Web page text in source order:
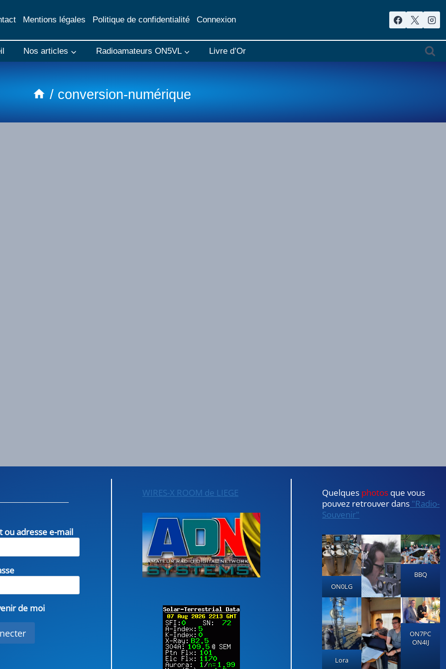
Mentions légales Politique de confidentialité Connexion
Nos articles Radioamateurs ON5VL Livre d’Or
/ conversion-numérique
ou adresse e-mail
de moi
WIRES-X ROOM de LIEGE Quelques photos que vous
pouvez retrouver dans "Radio-
Souvenir"
ON0LG
BBQ
Lora
ON7PC
ON4IJ